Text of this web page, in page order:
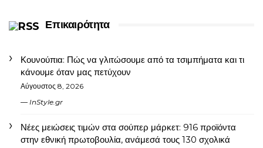
Επικαιρότητα
Κουνούπια: Πώς να γλιτώσουμε από τα τσιμπήματα και τι
κάνουμε όταν μας πετύχουν
Αύγουστος 8, 2026
InStyle.gr
Νέες μειώσεις τιμών στα σούπερ μάρκετ: 916 προϊόντα
στην εθνική πρωτοβουλία, ανάμεσά τους 130 σχολικά